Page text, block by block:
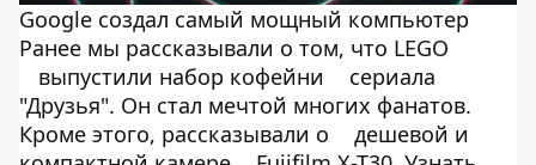
Google создал самый мощный компьютер
Ранее мы рассказывали о том, что LEGO
выпустили набор кофейни
сериала
"Друзья". Он стал мечтой многих фанатов.
Кроме этого, рассказывали о
дешевой и